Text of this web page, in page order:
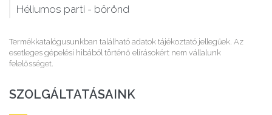
Héliumos parti - bőrönd
Termékkatalógusunkban található adatok tájékoztató jellegűek. Az
esetleges gépelési hibából történő elírásokért nem vállalunk
felelősséget.
SZOLGÁLTATÁSAINK